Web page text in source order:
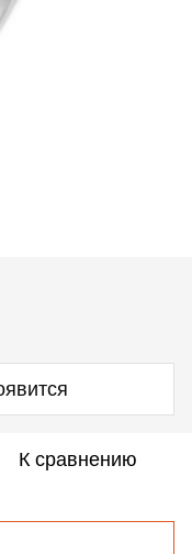
К сравнению